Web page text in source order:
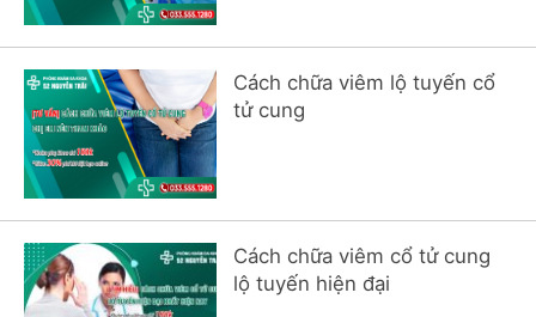
Cách chữa viêm lộ tuyến cổ
tử cung
Cách chữa viêm cổ tử cung
lộ tuyến hiện đại